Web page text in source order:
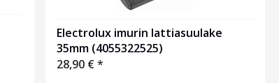
Electrolux imurin lattiasuulake
35mm (4055322525)
28,90 €*